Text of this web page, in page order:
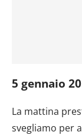
5 gennaio
La mattina
svegliamo per